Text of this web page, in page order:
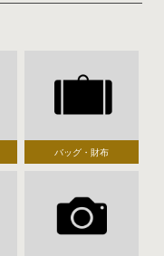
バッグ・財布